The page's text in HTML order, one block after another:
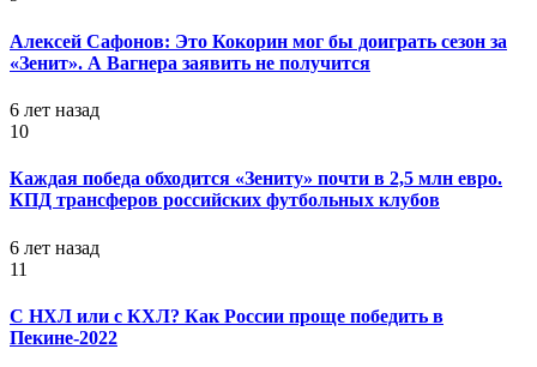
Алексей Сафонов: Это Кокорин мог бы доиграть сезон за
«Зенит». А Вагнера заявить не получится
6 лет назад
10
Каждая победа обходится «Зениту» почти в 2,5 млн евро.
КПД трансферов российских футбольных клубов
6 лет назад
11
С НХЛ или с КХЛ? Как России проще победить в
Пекине-2022